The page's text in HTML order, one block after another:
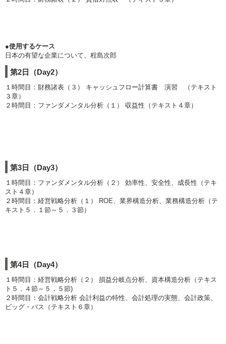
●使用するケース
日本の有望な企業について、程島次郎
第2日（Day2）
１時間目：財務諸表（３） キャッシュフロー計算書 演習 （テキスト
３章）
２時間目：ファンダメンタル分析（１） 収益性（テキスト４章）
第3日（Day3）
１時間目：ファンダメンタル分析（２） 効率性、安全性、成長性（テキ
スト４章）
２時間目：経営戦略分析（１） ROE、業界構造分析、業務構造分析（テ
キスト５．１節～５．３節）
第4日（Day4）
１時間目：経営戦略分析（２） 損益分岐点分析、資本構造分析（テキス
ト５．４節～５．５節)
２時間目：会計戦略分析 会計利益の特性、会計処理の実態、会計政策、
ビッグ・バス（テキスト６章）